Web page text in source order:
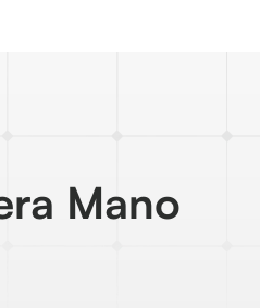
Mano